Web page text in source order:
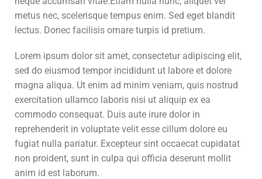
metus nec, scelerisque tempus enim. Sed eget blandit
lectus. Donec facilisis ornare turpis id pretium.
Lorem ipsum dolor sit amet, consectetur adipiscing elit,
sed do eiusmod tempor incididunt ut labore et dolore
magna aliqua. Ut enim ad minim veniam, quis nostrud
exercitation ullamco laboris nisi ut aliquip ex ea
commodo consequat. Duis aute irure dolor in
reprehenderit in voluptate velit esse cillum dolore eu
fugiat nulla pariatur. Excepteur sint occaecat cupidatat
non proident, sunt in culpa qui officia deserunt mollit
anim id est laborum.